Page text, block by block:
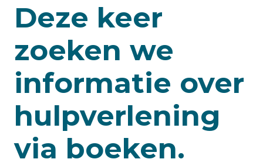
Deze keer
zoeken we
informatie over
hulpverlening
via boeken.